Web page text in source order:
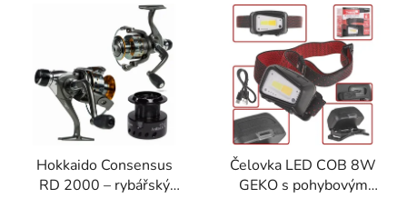
Hokkaido Consensus
RD 2000 – rybářský
Čelovka LED COB 8W
GEKO s pohybovým